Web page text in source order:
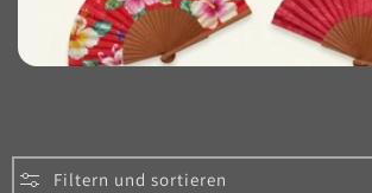
Filtern und sortieren